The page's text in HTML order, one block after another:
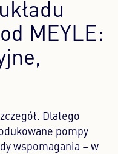
MEYLE:
Dlatego
pompy
wspomagania – w